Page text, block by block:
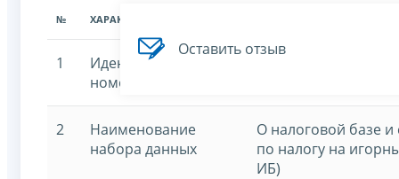
№ ХАРАКТЕРИСТИКА
1
Идентификационный
номер
2
Наименование
набора данных
О налоговой базе и
по налогу на
ИБ)
Оставить отзыв